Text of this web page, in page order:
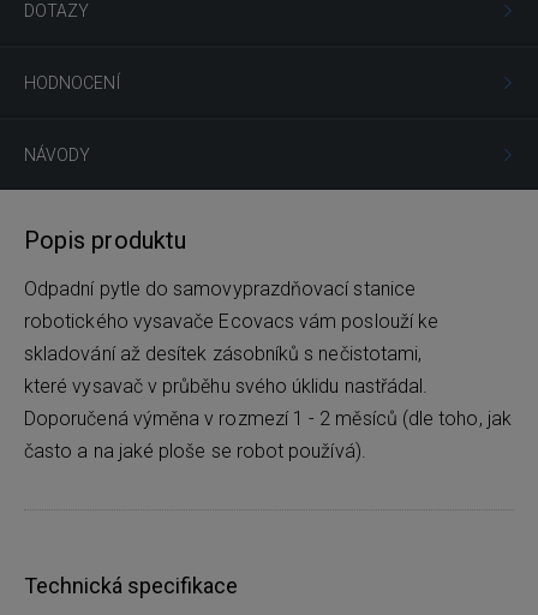
DOTAZY
HODNOCENÍ
NÁVODY
Popis produktu
Odpadní pytle do samovyprazdňovací stanice
robotického vysavače Ecovacs vám poslouží ke
skladování až desítek zásobníků s nečistotami,
které vysavač v průběhu svého úklidu nastřádal.
Doporučená výměna v rozmezí 1 - 2 měsíců (dle toho, jak
často a na jaké ploše se robot používá).
Technická specifikace